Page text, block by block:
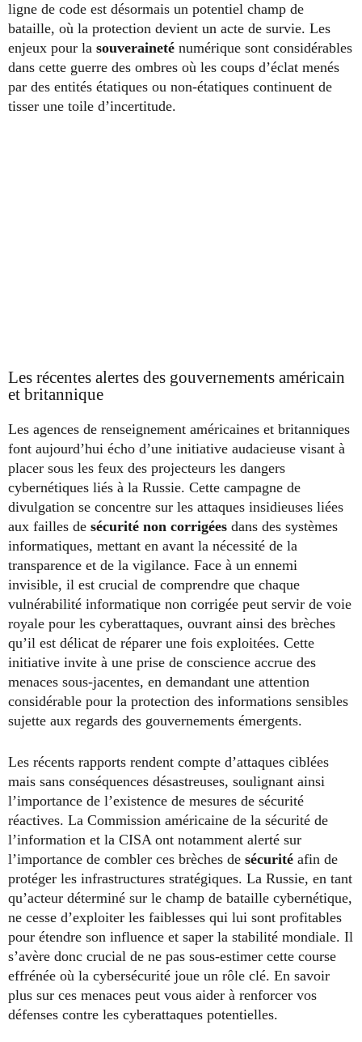
ligne de code est désormais un potentiel champ de
bataille, où la protection devient un acte de survie. Les
enjeux pour la souveraineté numérique sont considérables
dans cette guerre des ombres où les coups d’éclat menés
par des entités étatiques ou non-étatiques continuent de
tisser une toile d’incertitude.
Les récentes alertes des gouvernements américain
et britannique
Les agences de renseignement américaines et britanniques
font aujourd’hui écho d’une initiative audacieuse visant à
placer sous les feux des projecteurs les dangers
cybernétiques liés à la Russie. Cette campagne de
divulgation se concentre sur les attaques insidieuses liées
aux failles de sécurité non corrigées dans des systèmes
informatiques, mettant en avant la nécessité de la
transparence et de la vigilance. Face à un ennemi
invisible, il est crucial de comprendre que chaque
vulnérabilité informatique non corrigée peut servir de voie
royale pour les cyberattaques, ouvrant ainsi des brèches
qu’il est délicat de réparer une fois exploitées. Cette
initiative invite à une prise de conscience accrue des
menaces sous-jacentes, en demandant une attention
considérable pour la protection des informations sensibles
sujette aux regards des gouvernements émergents.
Les récents rapports rendent compte d’attaques ciblées
mais sans conséquences désastreuses, soulignant ainsi
l’importance de l’existence de mesures de sécurité
réactives. La Commission américaine de la sécurité de
l’information et la CISA ont notamment alerté sur
l’importance de combler ces brèches de sécurité afin de
protéger les infrastructures stratégiques. La Russie, en tant
qu’acteur déterminé sur le champ de bataille cybernétique,
ne cesse d’exploiter les faiblesses qui lui sont profitables
pour étendre son influence et saper la stabilité mondiale. Il
s’avère donc crucial de ne pas sous-estimer cette course
effrénée où la cybersécurité joue un rôle clé. En savoir
plus sur ces menaces peut vous aider à renforcer vos
défenses contre les cyberattaques potentielles.